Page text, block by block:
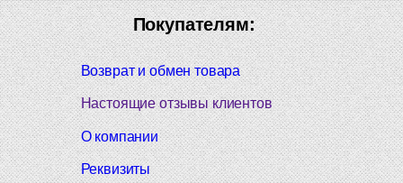
Покупателям:
Возврат и обмен товара
Настоящие отзывы клиентов
О компании
Реквизиты